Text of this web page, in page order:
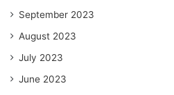
September 2023
August 2023
July 2023
June 2023